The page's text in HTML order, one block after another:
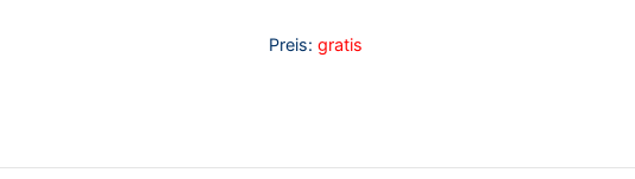
Preis: gratis